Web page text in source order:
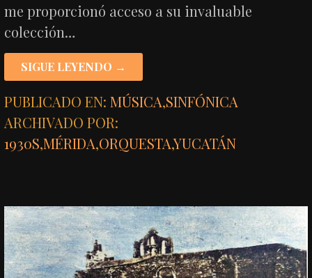
me proporcionó acceso a su invaluable
colección…
SIGUE LEYENDO →
PUBLICADO EN:MÚSICA,SINFÓNICA
ARCHIVADO POR:
1930S,MÉRIDA,ORQUESTA,YUCATÁN